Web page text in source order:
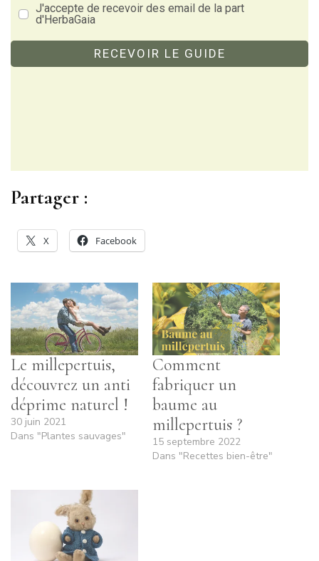
J'accepte de recevoir des email de la part
d'HerbaGaia
RECEVOIR LE GUIDE
Partager :
X Facebook
Le millepertuis,
découvrez un anti
déprime naturel !
30 juin 2021
Dans "Plantes sauvages"
Comment
fabriquer un
baume au
millepertuis ?
15 septembre 2022
Dans "Recettes bien-être"